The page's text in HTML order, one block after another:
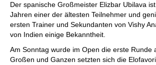
Der spanische Großmeister Elizbar Ubilava
Jahren einer der ältesten Teilnehmer und
ersten Trainer und Sekundanten von Vishy
von Indien einige Bekanntheit.
Am Sonntag wurde im Open die erste Runde
Großen und Ganzen setzten sich die